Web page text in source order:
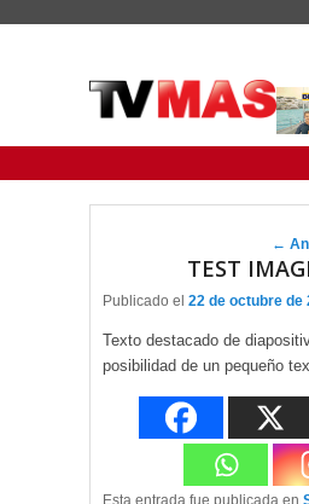
←
TEST
Publicado el 22 de octubre de
Texto destacado de
posibilidad de un pequeño
Esta entrada fue publicada en